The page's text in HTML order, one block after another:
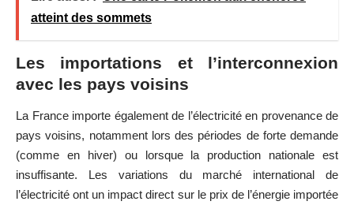
atteint des sommets
Les importations et l’interconnexion
avec les pays voisins
La France importe également de l’électricité en provenance de
pays voisins, notamment lors des périodes de forte demande
(comme en hiver) ou lorsque la production nationale est
insuffisante. Les variations du marché international de
l’électricité ont un impact direct sur le prix de l’énergie importée